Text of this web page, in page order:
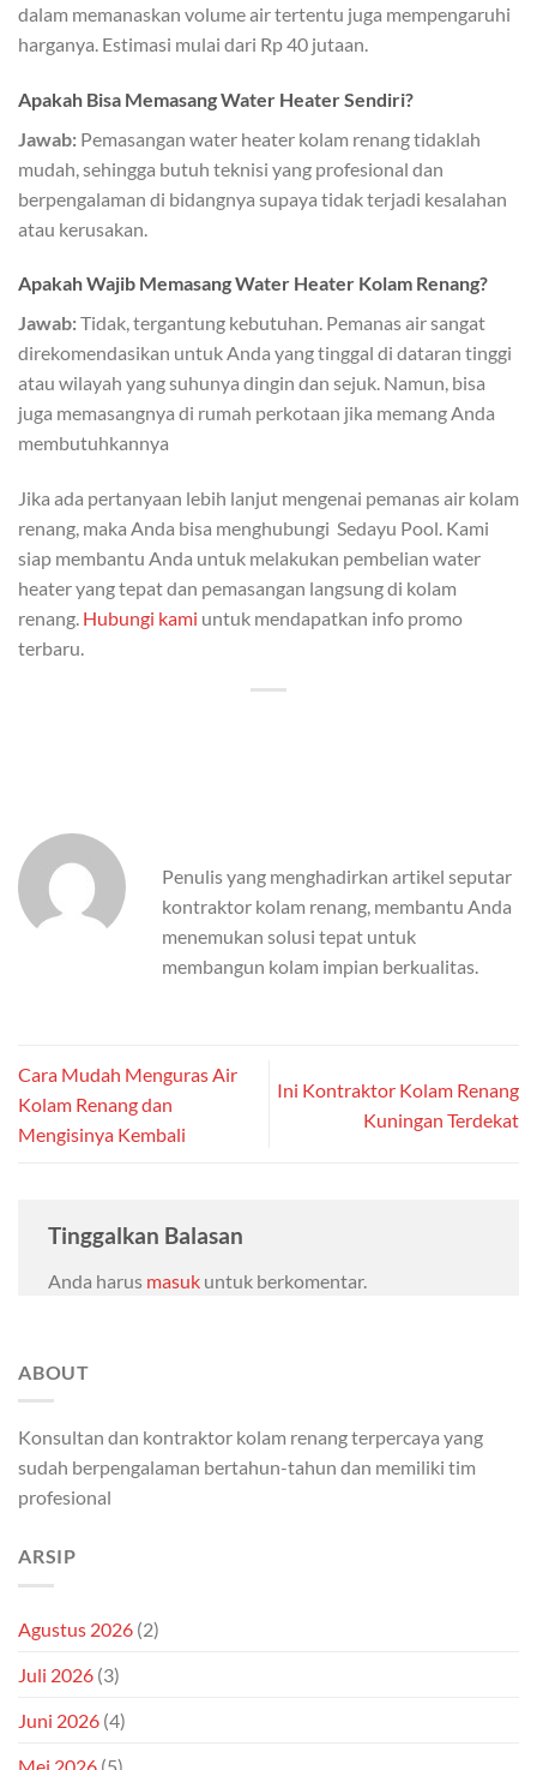
dalam memanaskan volume air tertentu juga mempengaruhi
harganya. Estimasi mulai dari Rp 40 jutaan.
Apakah Bisa Memasang Water Heater Sendiri?
Jawab: Pemasangan water heater kolam renang tidaklah
mudah, sehingga butuh teknisi yang profesional dan
berpengalaman di bidangnya supaya tidak terjadi kesalahan
atau kerusakan.
Apakah Wajib Memasang Water Heater Kolam Renang?
Jawab:Tidak, tergantung kebutuhan. Pemanas air sangat
direkomendasikan untuk Anda yang tinggal di dataran tinggi
atau wilayah yang suhunya dingin dan sejuk. Namun, bisa
juga memasangnya di rumah perkotaan jika memang Anda
membutuhkannya
Jika ada pertanyaan lebih lanjut mengenai pemanas air kolam
renang, maka Anda bisa menghubungi Sedayu Pool. Kami
siap membantu Anda untuk melakukan pembelian water
heater yang tepat dan pemasangan langsung di kolam
renang. Hubungi kami untuk mendapatkan info promo
terbaru.
Penulis yang menghadirkan artikel seputar
kontraktor kolam renang, membantu Anda
menemukan solusi tepat untuk
membangun kolam impian berkualitas.
Cara Mudah Menguras Air
Kolam Renang dan
Mengisinya Kembali
Ini Kontraktor Kolam Renang
Kuningan Terdekat
Tinggalkan Balasan
Anda harus masuk untuk berkomentar.
ABOUT
Konsultan dan kontraktor kolam renang terpercaya yang
sudah berpengalaman bertahun-tahun dan memiliki tim
profesional
ARSIP
Agustus 2026 (2)
Juli 2026 (3)
Juni 2026 (4)